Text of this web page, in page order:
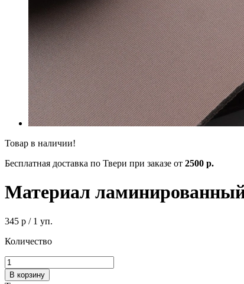
Товар в наличии!
Бесплатная доставка по Твери при заказе от 2500 р.
Материал ламинированный
345 р / 1 уп.
Количество
В корзину